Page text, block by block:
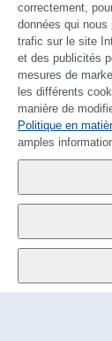
Lu - Ve
Tél.
correctement,
données qui nous
trafic sur le site
et des publicités
mesures de
les différents
manière de
Politique en
amples